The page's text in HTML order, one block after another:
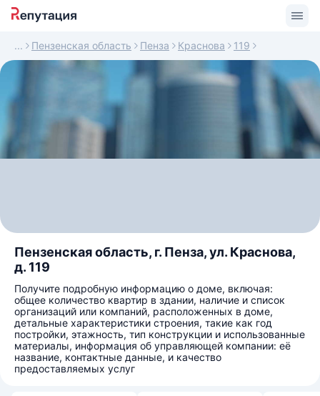
Пензенская область Пенза Краснова 119
Пензенская область, г. Пенза, ул. Краснова,
д. 119
Получите подробную информацию о доме, включая:
общее количество квартир в здании, наличие и список
организаций или компаний, расположенных в доме,
детальные характеристики строения, такие как год
постройки, этажность, тип конструкции и использованные
материалы, информация об управляющей компании: её
название, контактные данные, и качество
предоставляемых услуг